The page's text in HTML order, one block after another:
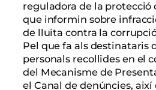
reguladora de la protecció
que informin sobre
de lluita contra la
Pel que fa als destinataris
personals recollides en el
del Mecanisme de
el Canal de denúncies,